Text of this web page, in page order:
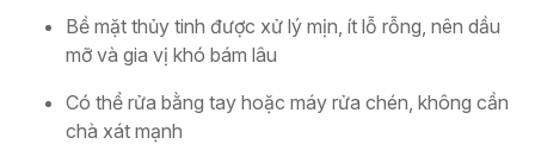
Bề mặt thủy tinh được xử lý mịn, ít lỗ rỗng, nên dầu
mỡ và gia vị khó bám lâu
Có thể rửa bằng tay hoặc máy rửa chén, không cần
chà xát mạnh